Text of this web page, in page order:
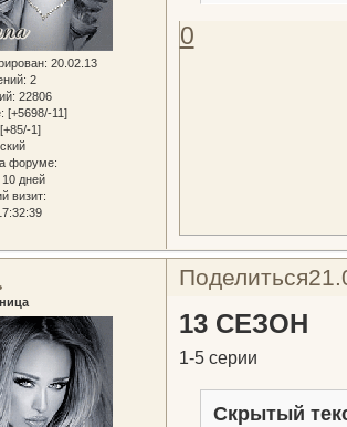
: 20.02.13
2
22806
[+5698/-11]
[+85/-1]
форуме:
дней
визит:
0
Поделиться
13 СЕЗОН
1-5 серии
Скрытый